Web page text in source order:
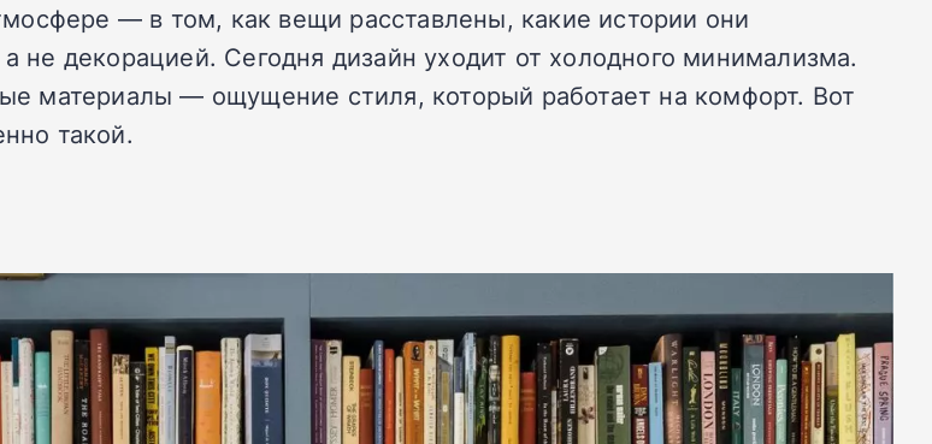
— в том, как вещи расставлены, какие истории они
не декорацией. Сегодня дизайн уходит от холодного минимализма.
материалы — ощущение стиля, который работает на комфорт. Вот
такой.